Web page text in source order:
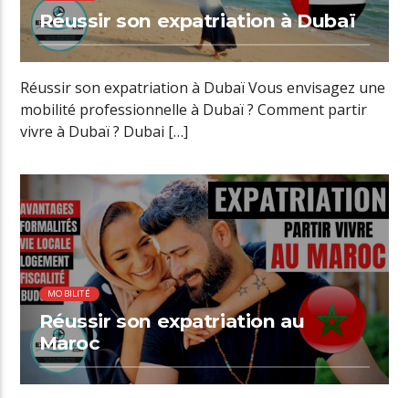
Réussir son expatriation à Dubaï
Réussir son expatriation à Dubaï Vous envisagez une
mobilité professionnelle à Dubaï ? Comment partir
vivre à Dubaï ? Dubai […]
00:24 READ TIME
MOBILITÉ
Réussir son expatriation au
Maroc